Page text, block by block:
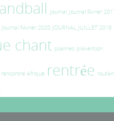
Journal Journal février
Journal Février 2020 JOURNAL JUILLET 2019
chant poèmes prévention
rencontre Afrique rentrée